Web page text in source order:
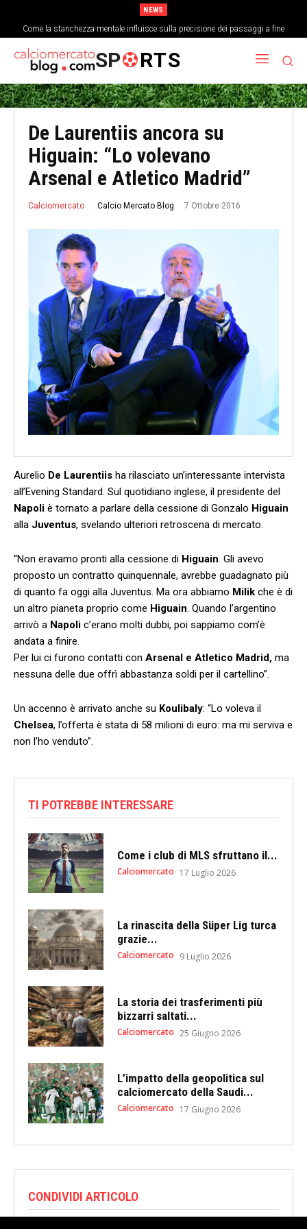
NEWS
Come la stanchezza mentale influisce sulla precisione dei passaggi a fine
partita
SP RTS
De Laurentiis ancora su
Higuain: “Lo volevano
Arsenal e Atletico Madrid”
Calciomercato Calcio Mercato Blog 7 Ottobre 2016
Aurelio De Laurentiis ha rilasciato un’interessante intervista
all’Evening Standard. Sul quotidiano inglese, il presidente del
Napoli è tornato a parlare della cessione di Gonzalo Higuain
alla Juventus, svelando ulteriori retroscena di mercato.
“Non eravamo pronti alla cessione di Higuain . Gli avevo
proposto un contratto quinquennale, avrebbe guadagnato più
di quanto fa oggi alla Juventus. Ma ora abbiamo Milik che è di
un altro pianeta proprio come Higuain . Quando l’argentino
arrivò a Napoli c’erano molti dubbi, poi sappiamo com’è
andata a finire.
Per lui ci furono contatti con Arsenal e Atletico Madrid, ma
nessuna delle due offrì abbastanza soldi per il cartellino”.
Un accenno è arrivato anche su Koulibaly: “Lo voleva il
Chelsea, l’offerta è stata di 58 milioni di euro: ma mi serviva e
non l’ho venduto”.
TI POTREBBE INTERESSARE
Come i club di MLS sfruttano il...
Calciomercato 17 Luglio 2026
La rinascita della Süper Lig turca
grazie...
Calciomercato 9 Luglio 2026
La storia dei trasferimenti più
bizzarri saltati...
Calciomercato 25 Giugno 2026
L’impatto della geopolitica sul
calciomercato della Saudi...
Calciomercato 17 Giugno 2026
CONDIVIDI ARTICOLO